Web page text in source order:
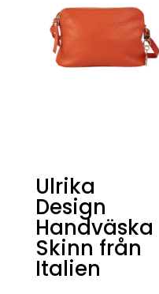
Ulrika
Design
Handväska
Skinn från
Italien